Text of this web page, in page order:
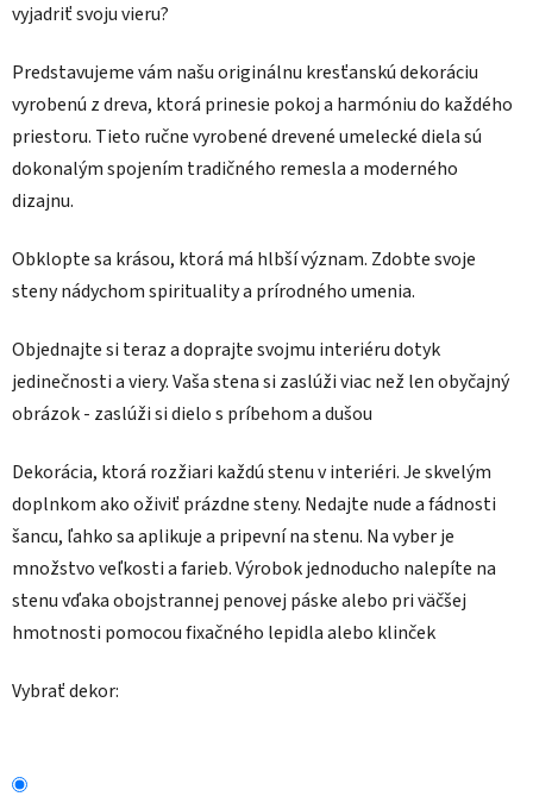
vyjadriť svoju vieru?
Predstavujeme vám našu originálnu kresťanskú dekoráciu
vyrobenú z dreva, ktorá prinesie pokoj a harmóniu do každého
priestoru. Tieto ručne vyrobené drevené umelecké diela sú
dokonalým spojením tradičného remesla a moderného
dizajnu.
Obklopte sa krásou, ktorá má hlbší význam. Zdobte svoje
steny nádychom spirituality a prírodného umenia.
Objednajte si teraz a doprajte svojmu interiéru dotyk
jedinečnosti a viery. Vaša stena si zaslúži viac než len obyčajný
obrázok - zaslúži si dielo s príbehom a dušou
Dekorácia, ktorá rozžiari každú stenu v interiéri. Je skvelým
doplnkom ako oživiť prázdne steny. Nedajte nude a fádnosti
šancu, ľahko sa aplikuje a pripevní na stenu. Na vyber je
množstvo veľkosti a farieb. Výrobok jednoducho nalepíte na
stenu vďaka obojstrannej penovej páske alebo pri väčšej
hmotnosti pomocou fixačného lepidla alebo klinček
Vybrať dekor: